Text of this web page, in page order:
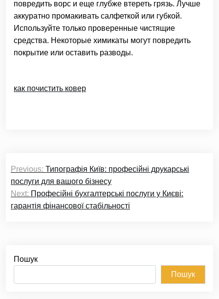
повредить ворс и еще глубже втереть грязь. Лучше
аккуратно промакивать салфеткой или губкой.
Используйте только проверенные чистящие
средства. Некоторые химикаты могут повредить
покрытие или оставить разводы.
как почистить ковер
записів
Previous: Типографія Київ: професійні друкарські
послуги для вашого бізнесу
Next: Професійні бухгалтерські послуги у Києві:
гарантія фінансової стабільності
Пошук
Пошук